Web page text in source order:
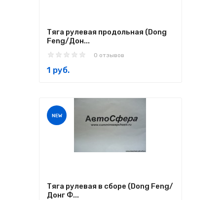
Тяга рулевая продольная (Dong
Feng/Дон...
0 отзывов
1 руб.
NEW
Тяга рулевая в сборе (Dong Feng/
Донг Ф...